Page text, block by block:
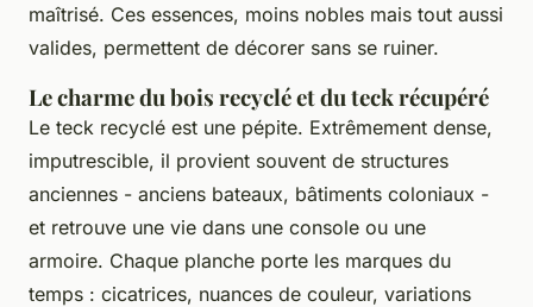
maîtrisé. Ces essences, moins nobles mais tout aussi
valides, permettent de décorer sans se ruiner.
Le charme du bois recyclé et du teck récupéré
Le teck recyclé est une pépite. Extrêmement dense,
imputrescible, il provient souvent de structures
anciennes - anciens bateaux, bâtiments coloniaux -
et retrouve une vie dans une console ou une
armoire. Chaque planche porte les marques du
temps : cicatrices, nuances de couleur, variations